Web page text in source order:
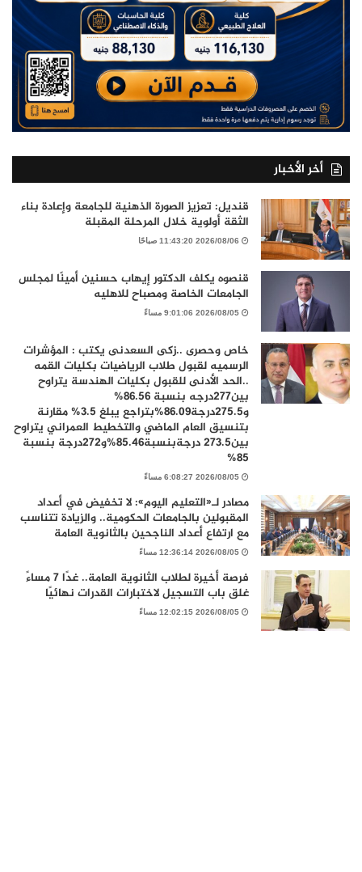
أخر الأخبار
قنديل: تعزيز الصورة الذهنية للجامعة وإعادة بناء
الثقة أولوية خلال المرحلة المقبلة
2026/08/06 11:43:20 صباحًا
قنصوه يكلف الدكتور إيهاب حسنين أمينًا لمجلس
الجامعات الخاصة ومصباح للاهليه
2026/08/05 9:01:06 مساءً
خاص وحصرى ..زكى السعدنى يكتب : المؤشرات
الرسميه لقبول طلاب الرياضيات بكليات القمه
..الحد الأدنى للقبول بكليات الهندسة يتراوح
بين277درجه بنسبة 86.56%
و275.5درجة86.09%بتراجع يبلغ 3.5% مقارنة
بتنسيق العام الماضي والتخطيط العمراني يتراوح
بين273.5 درجةبنسبة85.46%و272درجة بنسبة
85%
2026/08/05 6:08:27 مساءً
مصادر لـ«التعليم اليوم»: لا تخفيض في أعداد
المقبولين بالجامعات الحكومية.. والزيادة تتناسب
مع ارتفاع أعداد الناجحين بالثانوية العامة
2026/08/05 12:36:14 مساءً
فرصة أخيرة لطلاب الثانوية العامة.. غدًا 7 مساءً
غلق باب التسجيل لاختبارات القدرات نهائيًا
2026/08/05 12:02:15 مساءً